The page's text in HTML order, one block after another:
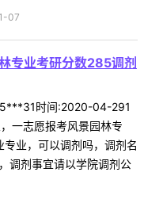
07
专业考研分数285调剂
时间:2020-04-291
一志愿报考风景园林专
业，可以调剂吗，调剂名
调剂事宜请以学院调剂公